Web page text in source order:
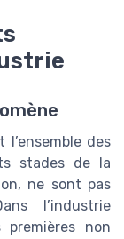
des
stades de la
ne sont pas
l’industrie
non